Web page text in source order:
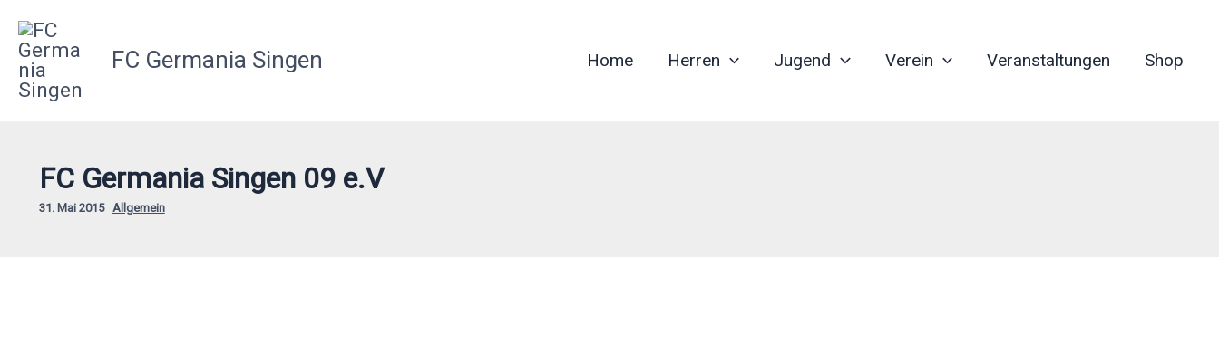
Zum
Inhalt
springen
FC Germania Singen Home Herren Jugend Verein Veranstaltungen Shop
FC Germania Singen 09 e.V
31. Mai 2015 Allgemein